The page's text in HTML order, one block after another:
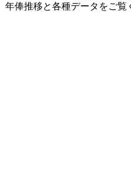
年俸推移と各種データをご覧